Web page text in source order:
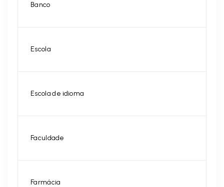
Banco
Escola
Escola de idioma
Faculdade
Farmácia